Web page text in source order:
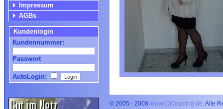
Impressum
AGBs
Kundenlogin
Kundennummer:
Passwort
AutoLogin:
© 2005 - 2008 www.030casting.de. Alle